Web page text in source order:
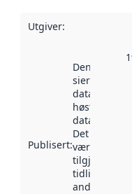
Utgiver:
Publisert:
Denne datoen
sier når
datasettet ble
høstet av
Det kan ha
vært
tilgjengelig
tidligere
andre steder.